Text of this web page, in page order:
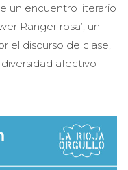
un encuentro literario
Ranger rosa’, un
el discurso de clase,
afectivo